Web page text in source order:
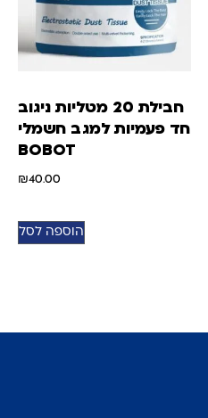
חבילת 20 מטליות ניגוב
חד פעמיות למגב חשמלי
BOBOT
₪40.00
הוספה לסל